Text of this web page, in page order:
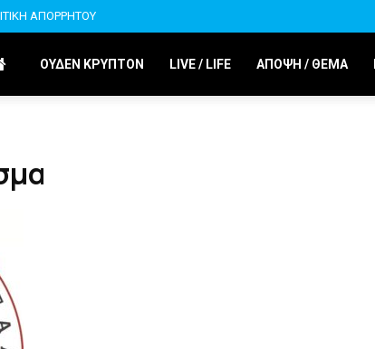
ΑΠΟΡΡΗΤΟΥ
ΟΥΔΕΝ ΚΡΥΠΤΟΝ LIVE / LIFE ΑΠΟΨΗ / ΘΕΜΑ